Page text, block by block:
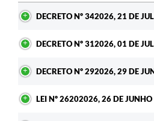
DECRETO Nº 342026, 21 DE
DECRETO Nº 312026, 01 DE
DECRETO Nº 292026, 29 DE
LEI Nº 26202026, 26 DE